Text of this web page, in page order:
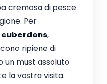
cremosa di pesce
Per
cuberdons,
ripiene di
un must assoluto
la vostra visita.